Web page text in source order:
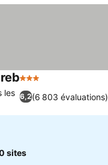
3 Étoiles
6,2(6 803 évaluations)
les
sites